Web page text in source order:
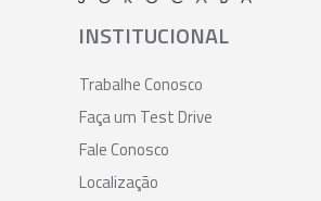
INSTITUCIONAL
Trabalhe Conosco
Faça um Test Drive
Fale Conosco
Localização